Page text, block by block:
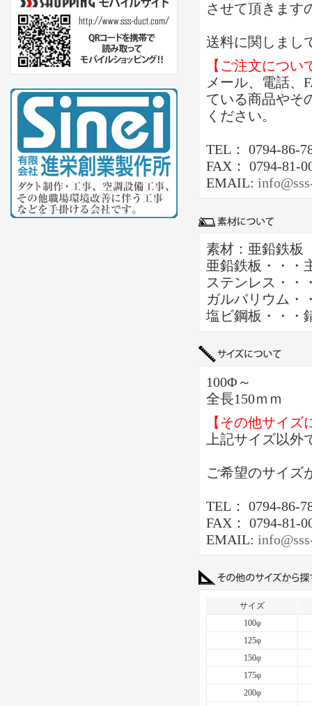
させて頂きます
送料に関しまし
【ご注文につい
メール、電話、
ている商品やそ
ください。
TEL： 0794-86-
FAX： 0794-81-
EMAIL:
素材：亜鉛鉄
亜鉛鉄板・・・
ステンレス・
ガルバリウム・
塩ビ鋼板・・・
100Φ～
全長150ｍｍ
【その他サイズ
上記サイズ以
ご希望のサイズ
TEL： 0794-86-
FAX： 0794-81-
EMAIL:
サイズ
100φ
125φ
150φ
175φ
200φ